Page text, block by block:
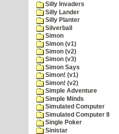
Silly Invaders
Silly Lander
Silly Planter
Silverball
Simon
Simon (v1)
Simon (v2)
Simon (v3)
Simon Says
Simon! (v1)
Simon! (v2)
Simple Adventure
Simple Minds
Simulated Computer
Simulated Computer II
Single Poker
Sinistar